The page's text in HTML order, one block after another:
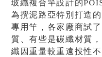
玻纖複合竿設計的
為攪泥路亞特別打造
專用竿，各家廠商試
質、有些是碳纖材質
纖因重量較重遠投性